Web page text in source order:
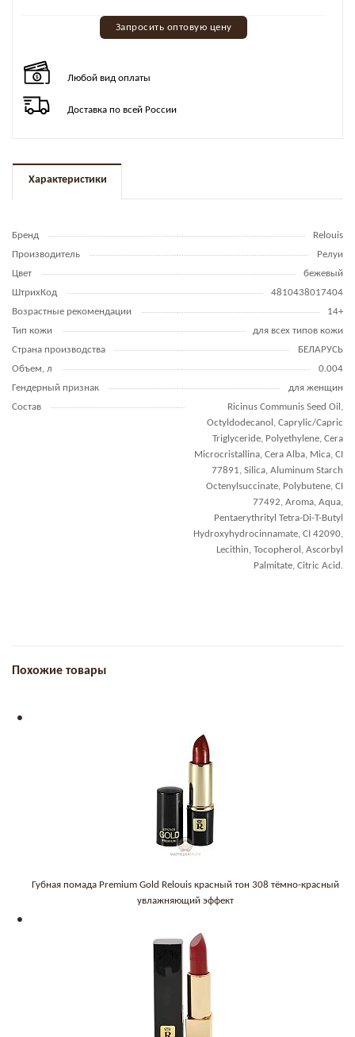
Запросить оптовую цену
Любой вид оплаты
Доставка по всей России
Характеристики
Бренд
Relouis
Производитель
Релуи
Цвет
бежевый
ШтрихКод
4810438017404
Возрастные рекомендации
14+
Тип кожи
для всех типов кожи
Страна производства
БЕЛАРУСЬ
Объем, л
0.004
Гендерный признак
для женщин
Состав
Ricinus Communis Seed Oil,
Octyldodecanol, Caprylic/Capric
Triglyceride, Polyethylene, Cera
Microcristallina, Cera Alba, Mica, CI
77891, Silica, Aluminum Starch
Octenylsuccinate, Polybutene, CI
77492, Aroma, Aqua,
Pentaerythrityl Tetra-Di-T-Butyl
Hydroxyhydrocinnamate, CI 42090,
Lecithin, Tocopherol, Ascorbyl
Palmitate, Citric Acid.
Похожие товары
Губная помада Premium Gold Relouis красный тон 308 тёмно-красный
увлажняющий эффект